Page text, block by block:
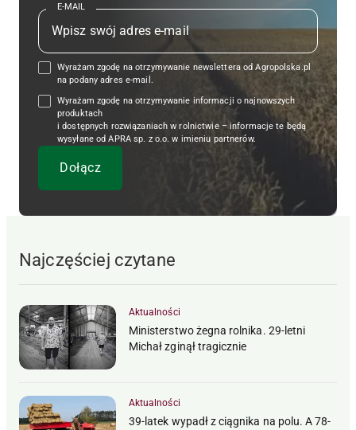
E-MAIL
Wyrażam zgodę na otrzymywanie newslettera od Agropolska.pl
na podany adres e-mail.
Wyrażam zgodę na otrzymywanie informacji o najnowszych
produktach
i dostępnych rozwiązaniach w rolnictwie – informacje te będą
wysyłane od APRA sp. z o.o. w imieniu partnerów.
Najczęściej czytane
Aktualności
Ministerstwo żegna rolnika. 29-letni
Michał zginął tragicznie
Aktualności
39-latek wypadł z ciągnika na polu. A 78-